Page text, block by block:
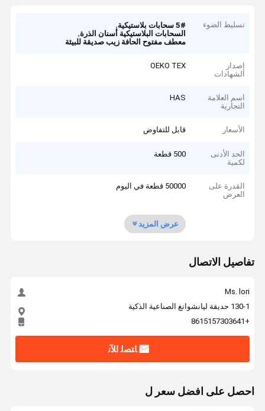
تسليط الضوء 5# سحابات بلاستيكية
,
السحابات البلاستيكية أسنان الذرة,
معطف مفتوح الحافة زيب صديقة للبيئة
إصدار
الشهادات
OEKO TEX
اسم العلامة
التجارية
HAS
الأسعار قابل للتفاوض
الحد الأدنى
لكمية
500 قطعة
القدرة على
العرض
50000 قطعة في اليوم
عرض المزيد
تفاصيل الاتصال
Ms. lori
130-1 حديقة ليانشوانغ الصناعية الذكية
+8615157303641
ﺎﺘﺼﻟ ﺍﻶﻧ
احصل على افضل سعر ل